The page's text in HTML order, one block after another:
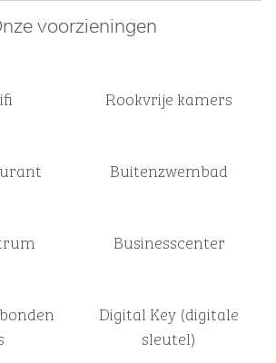
voorzieningen
Rookvrije kamers
Buitenzwembad
Business­center
Digital Key (digitale
sleutel)